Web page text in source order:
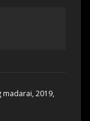
madarai, 2019,